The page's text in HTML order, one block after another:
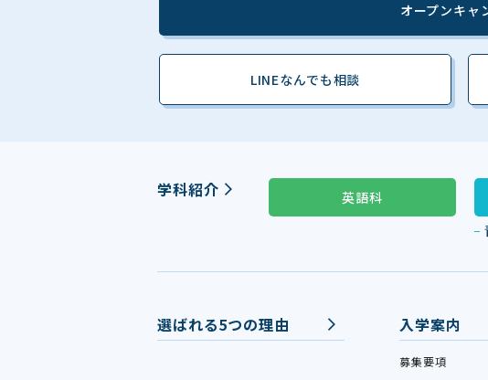
オープンキャ
LINEなんでも相談
学科紹介 英語科
選ばれる5つの理由 入学案内
募集要項